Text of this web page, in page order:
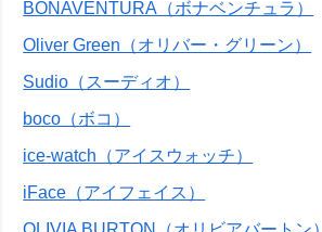
BONAVENTURA（ボナベンチュラ）
Oliver Green（オリバー・グリーン）
Sudio（スーディオ）
boco（ボコ）
ice-watch（アイスウォッチ）
iFace（アイフェイス）